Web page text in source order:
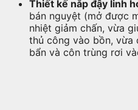
Thiết kế nắp đậy linh
bán nguyệt (mở được
nhiệt giảm chấn, vừa
thủ công vào bồn, vừa
bẩn và côn trùng rơi